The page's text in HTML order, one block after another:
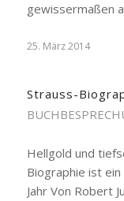
gewissermaßen
25. März 2014
Strauss-
Hellgold und
Biographie ist
Jahr Von Robert